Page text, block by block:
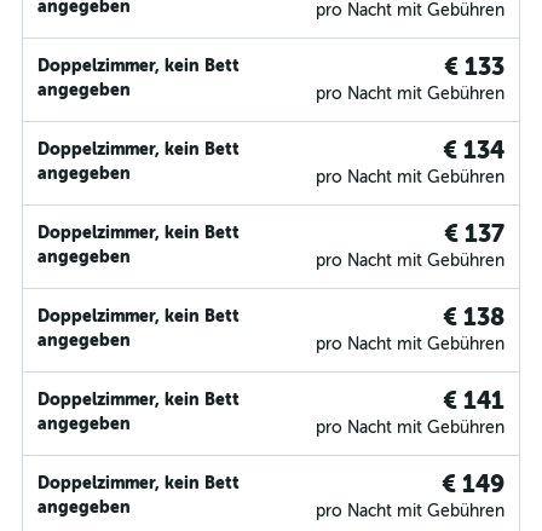
angegeben
pro Nacht mit Gebühren
Doppelzimmer, kein Bett
angegeben
€ 133
pro Nacht mit Gebühren
Doppelzimmer, kein Bett
angegeben
€ 134
pro Nacht mit Gebühren
Doppelzimmer, kein Bett
angegeben
€ 137
pro Nacht mit Gebühren
Doppelzimmer, kein Bett
angegeben
€ 138
pro Nacht mit Gebühren
Doppelzimmer, kein Bett
angegeben
€ 141
pro Nacht mit Gebühren
Doppelzimmer, kein Bett
angegeben
€ 149
pro Nacht mit Gebühren